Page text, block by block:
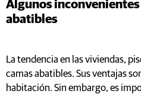
Algunos inconvenientes
abatibles
La tendencia en las viviendas,
camas abatibles. Sus ventajas
habitación. Sin embargo, es